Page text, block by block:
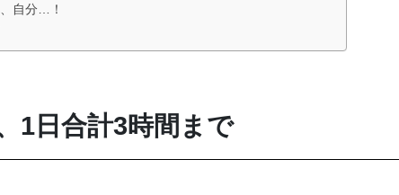
自分…！
1日合計3時間まで